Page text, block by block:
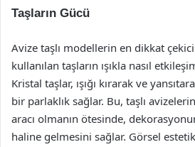
Taşların Gücü
Avize taşlı modellerin en dikkat
kullanılan taşların ışıkla nasıl
Kristal taşlar, ışığı kırarak ve
bir parlaklık sağlar. Bu, taşlı
aracı olmanın ötesinde,
haline gelmesini sağlar. Görsel estetik